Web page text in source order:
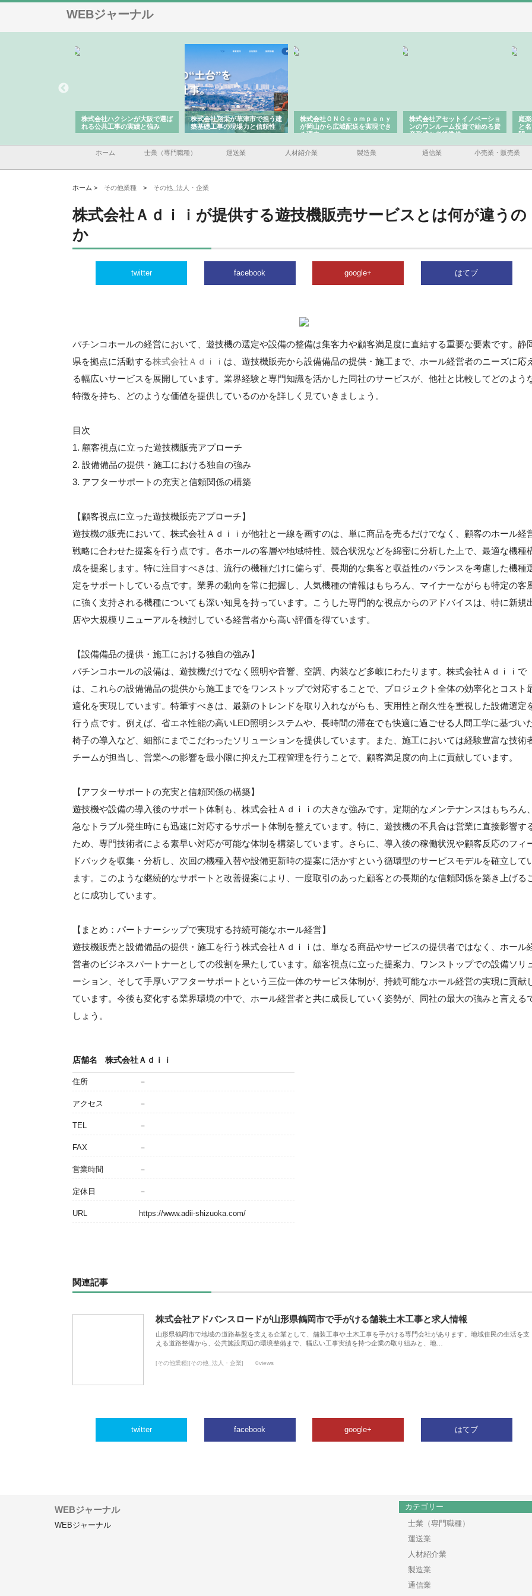
WEBジャーナル
株式会社ハクシンが大阪で選ば
れる公共工事の実績と強み
株式会社翔栄が草津市で担う建
築基礎工事の現場力と信頼性
株式会社ＯＮＯｃｏｍｐａｎｙ
が岡山から広域配送を実現でき
る理由
株式会社アセットイノベーショ
ンのワンルーム投資で始める資
産形成と老後準備
庭
と
間
ホーム 士業（専門職種） 運送業 人材紹介業 製造業 通信業 小売業・販売業
ホーム > その他業種 > その他_法人・企業
株式会社Ａｄｉｉが提供する遊技機販売サービスとは何が違うの
か
twitter facebook google+ はてブ
パチンコホールの経営において、遊技機の選定や設備の整備は集客力や顧客満足度に直結する重要な要素です。静
県を拠点に活動する株式会社Ａｄｉｉ は、遊技機販売から設備備品の提供・施工まで、ホール経営者のニーズに応え
る幅広いサービスを展開しています。業界経験と専門知識を活かした同社のサービスが、他社と比較してどのよう
特徴を持ち、どのような価値を提供しているのかを詳しく見ていきましょう。
目次
1. 顧客視点に立った遊技機販売アプローチ
2. 設備備品の提供・施工における独自の強み
3. アフターサポートの充実と信頼関係の構築
【顧客視点に立った遊技機販売アプローチ】
遊技機の販売において、株式会社Ａｄｉｉが他社と一線を画すのは、単に商品を売るだけでなく、顧客のホール経
戦略に合わせた提案を行う点です。各ホールの客層や地域特性、競合状況などを綿密に分析した上で、最適な機種
成を提案します。特に注目すべきは、流行の機種だけに偏らず、長期的な集客と収益性のバランスを考慮した機種
定をサポートしている点です。業界の動向を常に把握し、人気機種の情報はもちろん、マイナーながらも特定の客
に強く支持される機種についても深い知見を持っています。こうした専門的な視点からのアドバイスは、特に新規
店や大規模リニューアルを検討している経営者から高い評価を得ています。
【設備備品の提供・施工における独自の強み】
パチンコホールの設備は、遊技機だけでなく照明や音響、空調、内装など多岐にわたります。株式会社Ａｄｉｉで
は、これらの設備備品の提供から施工までをワンストップで対応することで、プロジェクト全体の効率化とコスト
適化を実現しています。特筆すべきは、最新のトレンドを取り入れながらも、実用性と耐久性を重視した設備選定
行う点です。例えば、省エネ性能の高いLED照明システムや、長時間の滞在でも快適に過ごせる人間工学に基づい
椅子の導入など、細部にまでこだわったソリューションを提供しています。また、施工においては経験豊富な技術
チームが担当し、営業への影響を最小限に抑えた工程管理を行うことで、顧客満足度の向上に貢献しています。
【アフターサポートの充実と信頼関係の構築】
遊技機や設備の導入後のサポート体制も、株式会社Ａｄｉｉの大きな強みです。定期的なメンテナンスはもちろん、
急なトラブル発生時にも迅速に対応するサポート体制を整えています。特に、遊技機の不具合は営業に直接影響す
ため、専門技術者による素早い対応が可能な体制を構築しています。さらに、導入後の稼働状況や顧客反応のフィ
ドバックを収集・分析し、次回の機種入替や設備更新時の提案に活かすという循環型のサービスモデルを確立して
ます。このような継続的なサポートと改善提案により、一度取引のあった顧客との長期的な信頼関係を築き上げる
とに成功しています。
【まとめ：パートナーシップで実現する持続可能なホール経営】
遊技機販売と設備備品の提供・施工を行う株式会社Ａｄｉｉは、単なる商品やサービスの提供者ではなく、ホール
営者のビジネスパートナーとしての役割を果たしています。顧客視点に立った提案力、ワンストップでの設備ソリ
ーション、そして手厚いアフターサポートという三位一体のサービス体制が、持続可能なホール経営の実現に貢献
ています。今後も変化する業界環境の中で、ホール経営者と共に成長していく姿勢が、同社の最大の強みと言える
しょう。
店舗名 株式会社Ａｄｉｉ
住所 －
アクセス －
TEL －
FAX －
営業時間 －
定休日 －
URL https://www.adii-shizuoka.com/
関連記事
株式会社アドバンスロードが山形県鶴岡市で手がける舗装土木工事と求人情報
山形県鶴岡市で地域の道路基盤を支える企業として、舗装工事や土木工事を手がける専門会社があります。地域住民の生活を支
える道路整備から、公共施設周辺の環境整備まで、幅広い工事実績を持つ企業の取り組みと、地…
[その他業種][その他_法人・企業] 0views
twitter facebook google+ はてブ
WEBジャーナル
WEBジャーナル
カテゴリー
士業（専門職種）
運送業
人材紹介業
製造業
通信業